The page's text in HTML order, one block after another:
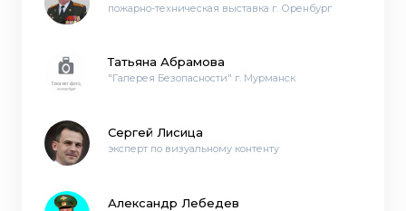
пожарно-техническая выставка г. Оренбург
Татьяна Абрамова
"Галерея Безопасности" г. Мурманск
Сергей Лисица
эксперт по визуальному контенту
Александр Лебедев